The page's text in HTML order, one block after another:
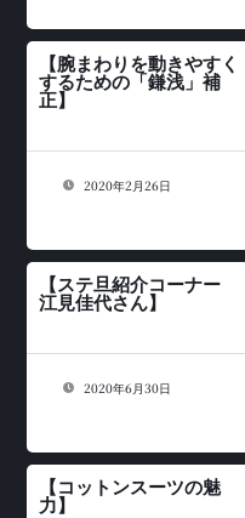
【腕まわりを動きやすく
するための「鎌浅」補
正】
2020年2月26日
【ステ旦紹介コーナー
江見佳代さん】
2020年6月30日
【コットンスーツの魅
力】